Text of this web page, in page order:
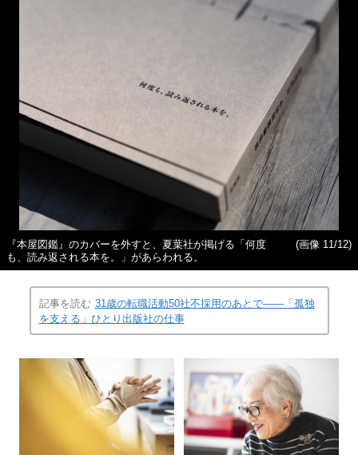
『本屋図鑑』のカバーを外すと、夏葉社が掲げる「何度
も、読み返される本を。」があらわれる。
(画像 11/12)
記事を読む 31歳の転職活動50社不採用のあとで――「孤独
を支える」ひとり出版社の仕事